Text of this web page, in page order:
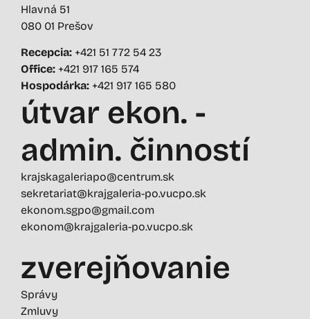
Hlavná 51
080 01 Prešov
Recepcia: +421 51 772 54 23
Office: +421 917 165 574
Hospodárka: +421 917 165 580
útvar ekon. -
admin. činností
krajskagaleriapo@centrum.sk
sekretariat@krajgaleria-po.vucpo.sk
ekonom.sgpo@gmail.com
ekonom@krajgaleria-po.vucpo.sk
zverejňovanie
Správy
Zmluvy